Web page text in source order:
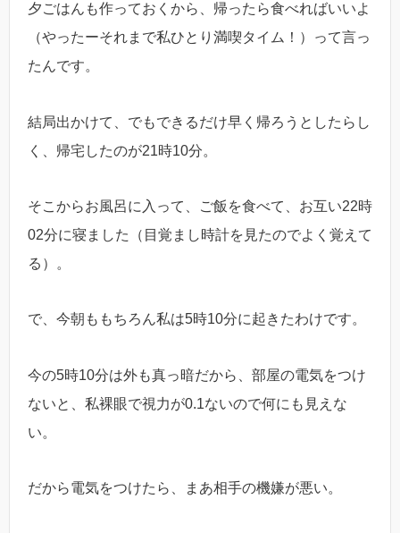
夕ごはんも作っておくから、帰ったら食べればいいよ
（やったーそれまで私ひとり満喫タイム！）って言っ
たんです。
結局出かけて、でもできるだけ早く帰ろうとしたらし
く、帰宅したのが21時10分。
そこからお風呂に入って、ご飯を食べて、お互い22時
02分に寝ました（目覚まし時計を見たのでよく覚えて
る）。
で、今朝ももちろん私は5時10分に起きたわけです。
今の5時10分は外も真っ暗だから、部屋の電気をつけ
ないと、私裸眼で視力が0.1ないので何にも見えな
い。
だから電気をつけたら、まあ相手の機嫌が悪い。